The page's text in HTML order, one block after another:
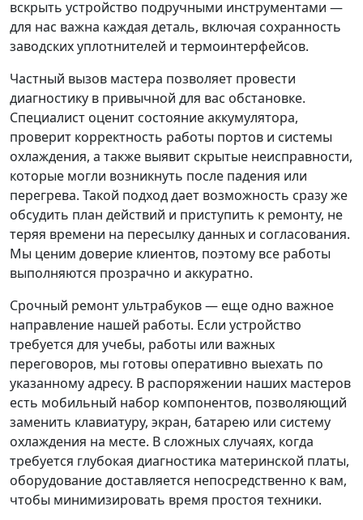
вскрыть устройство подручными инструментами —
для нас важна каждая деталь, включая сохранность
заводских уплотнителей и термоинтерфейсов.
Частный вызов мастера позволяет провести
диагностику в привычной для вас обстановке.
Специалист оценит состояние аккумулятора,
проверит корректность работы портов и системы
охлаждения, а также выявит скрытые неисправности,
которые могли возникнуть после падения или
перегрева. Такой подход дает возможность сразу же
обсудить план действий и приступить к ремонту, не
теряя времени на пересылку данных и согласования.
Мы ценим доверие клиентов, поэтому все работы
выполняются прозрачно и аккуратно.
Срочный ремонт ультрабуков — еще одно важное
направление нашей работы. Если устройство
требуется для учебы, работы или важных
переговоров, мы готовы оперативно выехать по
указанному адресу. В распоряжении наших мастеров
есть мобильный набор компонентов, позволяющий
заменить клавиатуру, экран, батарею или систему
охлаждения на месте. В сложных случаях, когда
требуется глубокая диагностика материнской платы,
оборудование доставляется непосредственно к вам,
чтобы минимизировать время простоя техники.